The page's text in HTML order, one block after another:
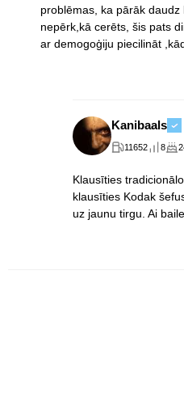
problēmas, ka pārāk
nepērk,kā cerēts, šis pats
ar demogoģiju piecilināt
Kanibaals
11652 8
Klausīties
klausīties Kodak
uz jaunu tirgu. Ai